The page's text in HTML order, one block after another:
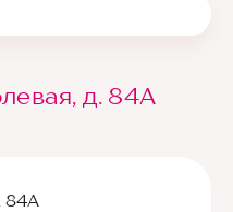
д. 84А
84А